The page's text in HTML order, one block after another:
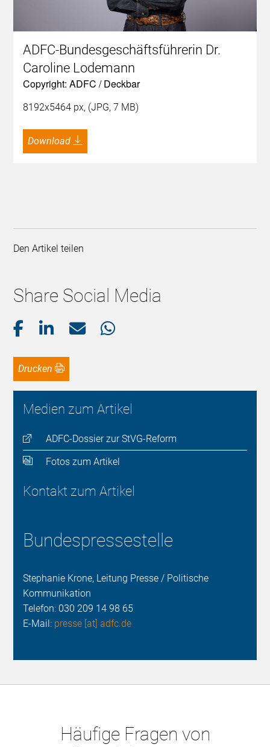
ADFC-Bundesgeschäftsführerin Dr.
Caroline Lodemann
Copyright: ADFC / Deckbar
8192x5464 px, (JPG, 7 MB)
Download
Den Artikel teilen
Share Social Media
Drucken
Medien zum Artikel
ADFC-Dossier zur StVG-Reform
Fotos zum Artikel
Kontakt zum Artikel
Bundespressestelle
Stephanie Krone, Leitung Presse / Politische
Kommunikation
Telefon: 030 209 14 98 65
E-Mail: presse [at] adfc.de
Häufige Fragen von